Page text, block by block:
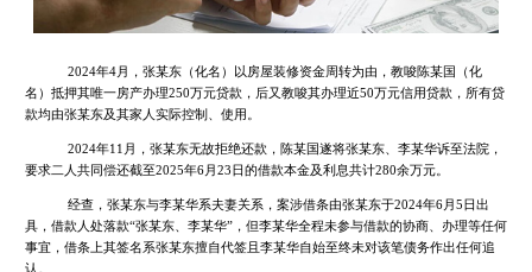
2024年4月，张某东（化名）以房屋装修资金周转为由，教唆陈某国（化
名）抵押其唯一房产办理250万元贷款，后又教唆其办理近50万元信用贷款，所有贷
款均由张某东及其家人实际控制、使用。
2024年11月，张某东无故拒绝还款，陈某国遂将张某东、李某华诉至法院，
要求二人共同偿还截至2025年6月23日的借款本金及利息共计280余万元。
经查，张某东与李某华系夫妻关系，案涉借条由张某东于2024年6月5日出
具，借款人处落款“张某东、李某华”，但李某华全程未参与借款的协商、办理等任何
事宜，借条上其签名系张某东擅自代签且李某华自始至终未对该笔债务作出任何追
认。